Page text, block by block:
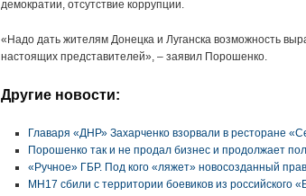
демократии, отсутствие коррупции.
«Надо дать жителям Донецка и Луганска возможность
настоящих представителей», – заявил Порошенко.
Другие новости:
Главаря «ДНР» Захарченко взорвали в ресторане
Порошенко так и не продал бизнес и продолжает
«Ручное» ГБР. Под кого «ляжет» новосозданный
MH17 сбили с территории боевиков из российского